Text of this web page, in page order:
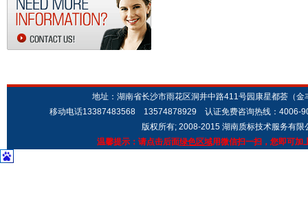
地址：湖南省长沙市雨花区洞井中路411号园康星都荟（
移动电话13387483568 13574878929 认证免费咨询热线：4006-
版权所有; 2008-2015 湖南质标技术服务有限
温馨提示：请点击后面绿色区域用微信扫一扫，您即可加